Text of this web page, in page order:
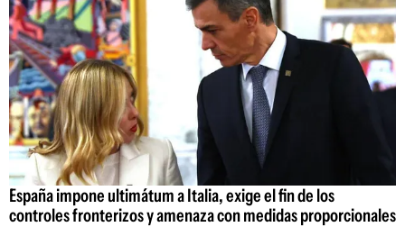
España impone ultimátum a Italia, exige el fin de los
controles fronterizos y amenaza con medidas proporcionales